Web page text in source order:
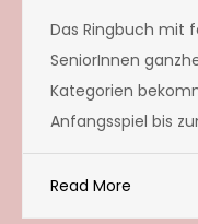
Das Ringbuch mit
SeniorInnen
Kategorien
Anfangsspiel bis
Read More